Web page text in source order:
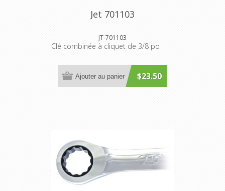
Jet 701103
JT-701103
Clé combinée à cliquet de 3/8 po
$23.50
Ajouter au panier